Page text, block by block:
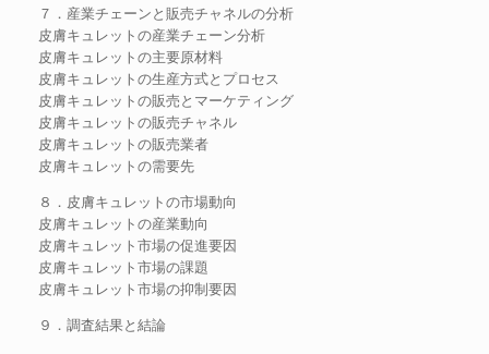
７．産業チェーンと販売チャネルの分析
皮膚キュレットの産業チェーン分析
皮膚キュレットの主要原材料
皮膚キュレットの生産方式とプロセス
皮膚キュレットの販売とマーケティング
皮膚キュレットの販売チャネル
皮膚キュレットの販売業者
皮膚キュレットの需要先
８．皮膚キュレットの市場動向
皮膚キュレットの産業動向
皮膚キュレット市場の促進要因
皮膚キュレット市場の課題
皮膚キュレット市場の抑制要因
９．調査結果と結論